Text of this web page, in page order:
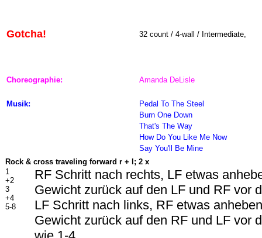
Gotcha! 32 count / 4-wall / Intermediate,
Choreographie: Amanda DeLisle
Musik:
Pedal To The Steel
Burn One Down
That's The Way
How Do You Like Me Now
Say You'll Be Mine
Rock & cross traveling forward r + l; 2 x
1
+2
3
+4
5-8
RF Schritt nach rechts, LF etwas
Gewicht zurück auf den LF und RF vor
LF Schritt nach links, RF etwas anheben
Gewicht zurück auf den RF und LF vor